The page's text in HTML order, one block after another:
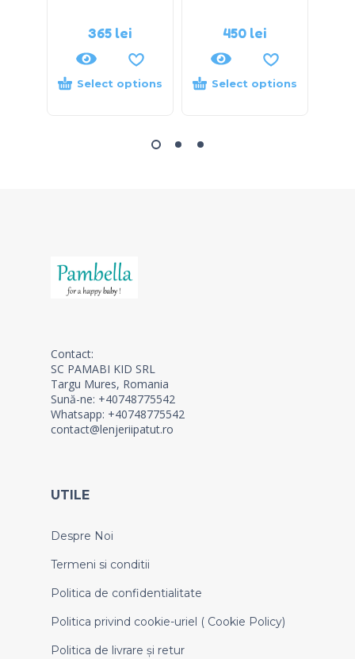
365 lei
Select options
450 lei
Select options
Contact:
SC PAMABI KID SRL
Targu Mures, Romania
Sună-ne: +40748775542
Whatsapp: +40748775542
contact@lenjeriipatut.ro
UTILE
Despre Noi
Termeni si conditii
Politica de confidentialitate
Politica privind cookie-uriel ( Cookie Policy)
Politica de livrare și retur